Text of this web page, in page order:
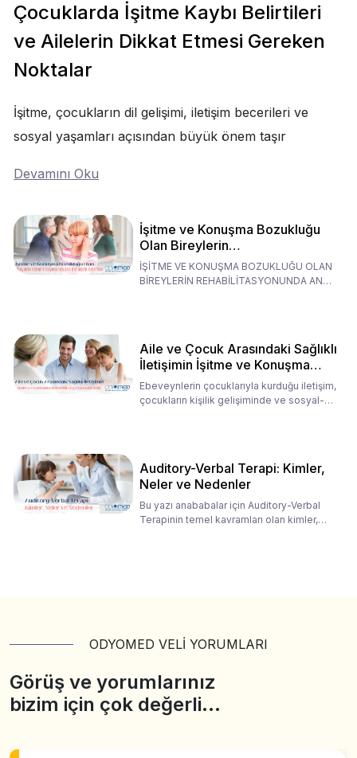
Çocuklarda İşitme Kaybı Belirtileri
ve Ailelerin Dikkat Etmesi Gereken
Noktalar
İşitme, çocukların dil gelişimi, iletişim becerileri ve
sosyal yaşamları açısından büyük önem taşır
Devamını Oku
İşitme ve Konuşma Bozukluğu
Olan Bireylerin
Rehabilitasyonunda Ana
Babaların Tutumları
İŞİTME VE KONUŞMA BOZUKLUĞU OLAN
BİREYLERİN REHABİLİTASYONUNDA ANA
Aile ve Çocuk Arasındaki Sağlıklı
İletişimin İşitme ve Konuşma
Rehabilitasyonundaki Rolü
Ebeveynlerin çocuklarıyla kurduğu iletişim,
çocukların kişilik gelişiminde ve sosyal-
Auditory-Verbal Terapi: Kimler,
Neler ve Nedenler
Bu yazı anababalar için Auditory-Verbal
Terapinin temel kavramları olan kimler,
ODYOMED VELİ YORUMLARI
Görüş ve yorumlarınız
bizim için çok değerli…